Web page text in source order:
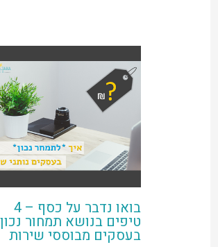
בואו נדבר על כסף – 4
טיפים בנושא תמחור נכון
בעסקים מבוססי שירות